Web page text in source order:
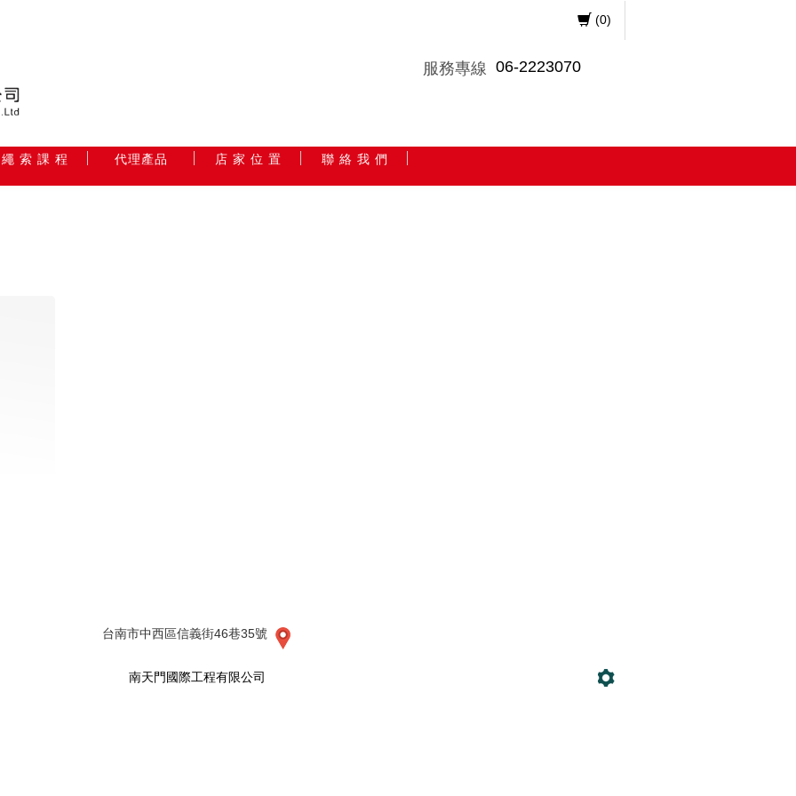
(0)
服務專線 06-2223070
繩 索 課 程 代理產品 店 家 位 置 聯 絡 我 們
台南市中西區信義街46巷35號
南天門國際工程有限公司